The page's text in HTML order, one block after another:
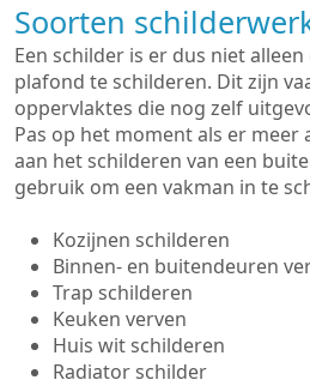
Soorten
Een schilder is er dus niet
plafond te schilderen. Dit zijn
oppervlaktes die nog zelf
Pas op het moment als er meer
aan het schilderen van een
gebruik om een vakman in te
Kozijnen schilderen
Binnen- en buitendeuren
Trap schilderen
Keuken verven
Huis wit schilderen
Radiator schilder